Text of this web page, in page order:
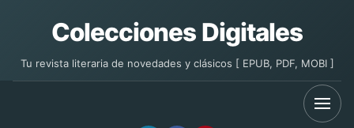
Colecciones Digitales
Tu revista literaria de novedades y clásicos [ EPUB, PDF, MOBI ]